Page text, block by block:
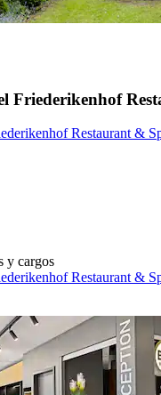
Friederikenhof
Restaurant &
y cargos
Restaurant &